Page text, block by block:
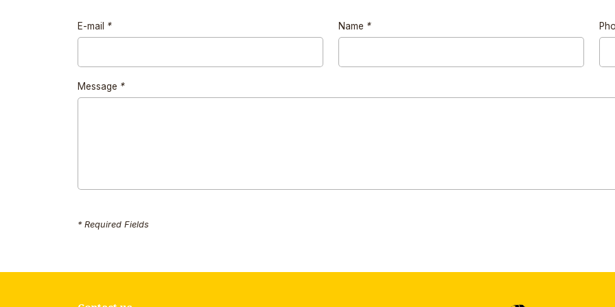
E-mail * Name *
Message *
* Required Fields